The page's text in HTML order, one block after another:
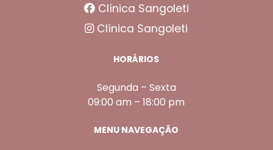
Clínica Sangoleti
Clínica Sangoleti
HORÁRIOS
Segunda – Sexta
09:00 am – 18:00 pm
MENU NAVEGAÇÃO